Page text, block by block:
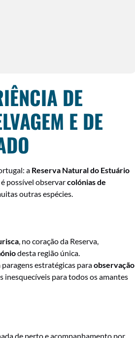
DE
E DE
a Reserva Natural do Estuário
possível observarcolónias de
outras espécies.
, no coração da Reserva,
desta região única.
paragens estratégicas paraobservação
inesquecíveis para todos os amantes
de perto e acompanhamento por